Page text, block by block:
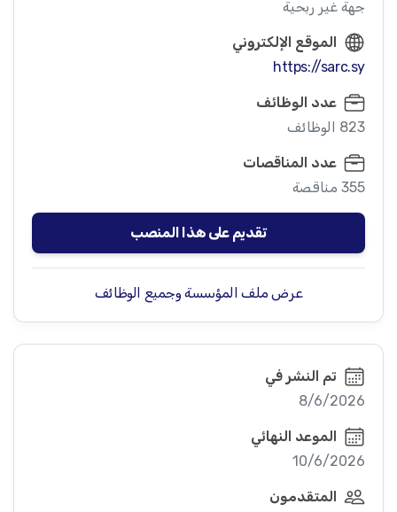
جهة غير ربحية
الموقع الإلكتروني
https://sarc.sy
عدد الوظائف
823 الوظائف
عدد المناقصات
355 مناقصة
تقديم على هذا المنصب
عرض ملف المؤسسة وجميع الوظائف
تم النشر في
8/6/2026
الموعد النهائي
10/6/2026
المتقدمون